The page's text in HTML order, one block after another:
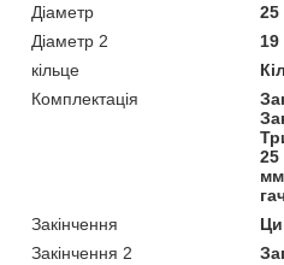
Діаметр
25
Діаметр 2
19
кільце
Комплектація
25
Закінчення
Закінчення 2